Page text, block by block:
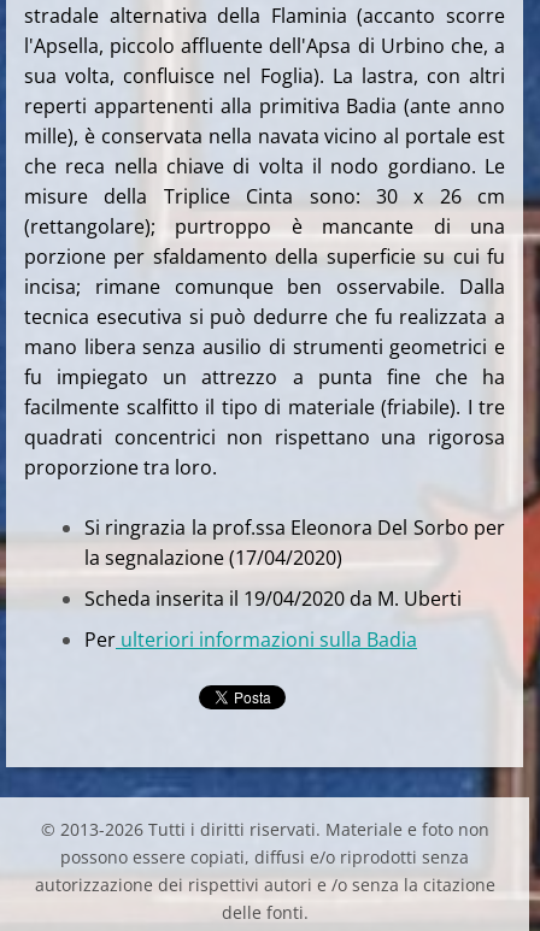
stradale alternativa della Flaminia (accanto scorre
l'Apsella, piccolo affluente dell'Apsa di Urbino che, a
sua volta, confluisce nel Foglia). La lastra, con altri
reperti appartenenti alla primitiva Badia (ante anno
mille), è conservata nella navata vicino al portale est
che reca nella chiave di volta il nodo gordiano. Le
misure della Triplice Cinta sono: 30 x 26 cm
(rettangolare); purtroppo è mancante di una
porzione per sfaldamento della superficie su cui fu
incisa; rimane comunque ben osservabile. Dalla
tecnica esecutiva si può dedurre che fu realizzata a
mano libera senza ausilio di strumenti geometrici e
fu impiegato un attrezzo a punta fine che ha
facilmente scalfitto il tipo di materiale (friabile). I tre
quadrati concentrici non rispettano una rigorosa
proporzione tra loro.
Si ringrazia la prof.ssa Eleonora Del Sorbo per
la segnalazione (17/04/2020)
Scheda inserita il 19/04/2020 da M. Uberti
Per ulteriori informazioni sulla Badia
© 2013-2026 Tutti i diritti riservati. Materiale e foto non
possono essere copiati, diffusi e/o riprodotti senza
autorizzazione dei rispettivi autori e /o senza la citazione
delle fonti.